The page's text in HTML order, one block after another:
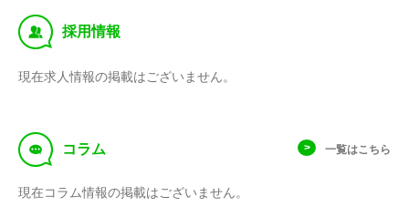
‰ 採用情報
現在求人情報の掲載はございません。
f コラム 一覧はこちら
現在コラム情報の掲載はございません。